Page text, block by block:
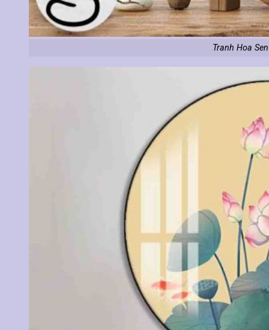
Tranh Hoa